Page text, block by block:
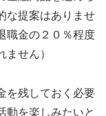
な提案はありませ
職金の２０％程度
せん）
を残しておく必要
動を楽しみたいと